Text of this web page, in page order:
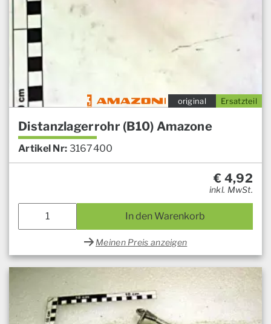
Ersatzteil
original
Distanzlagerrohr (B10) Amazone
Artikel Nr: 3167400
€ 4,92
inkl. MwSt.
In den Warenkorb
Meinen Preis anzeigen